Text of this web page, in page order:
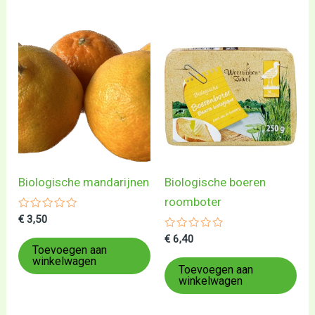
Biologische mandarijnen
Gewaardeerd
uit
5
€ 3,50
Toevoegen aan
winkelwagen
Biologische boeren
roomboter
Gewaardeerd
uit
5
€ 6,40
Toevoegen aan
winkelwagen